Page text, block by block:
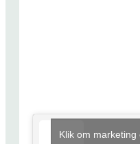
Klik om